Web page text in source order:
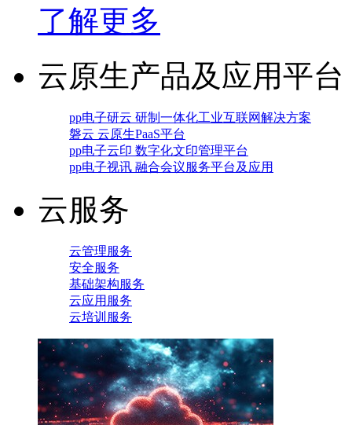
了解更多
云原生产品及应用平台
pp电子研云 研制一体化工业互联网解决方案
磐云 云原生PaaS平台
pp电子云印 数字化文印管理平台
pp电子视讯 融合会议服务平台及应用
云服务
云管理服务
安全服务
基础架构服务
云应用服务
云培训服务